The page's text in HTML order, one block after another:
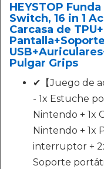
HEYSTOP
Switch, 16 in 1
Carcasa de
Pulgar Grips
✔【Juego de
- 1x Estuche
Nintendo + 1x
Nintendo + 1x
interruptor +
Soporte